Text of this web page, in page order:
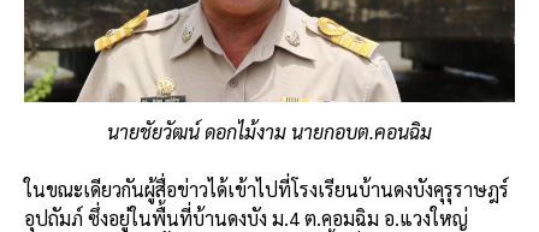
นายชัยวัฒน์ ดอกไม้งาม นายกอบต.คอนฉิม
ในขณะเดียวกันผู้สื่อข่าวได้เข้าไปที่โรงเรียนบ้านดงบังคุรุราษฎร์
อุปถัมภ์ ซึ่งอยู่ในพื้นที่บ้านดงบัง ม.4 ต.คอมฉิม อ.แวงใหญ่